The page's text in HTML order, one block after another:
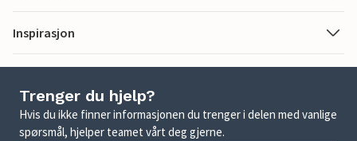
Inspirasjon
Trenger du hjelp?
Hvis du ikke finner informasjonen du trenger i delen med vanlige
spørsmål, hjelper teamet vårt deg gjerne.